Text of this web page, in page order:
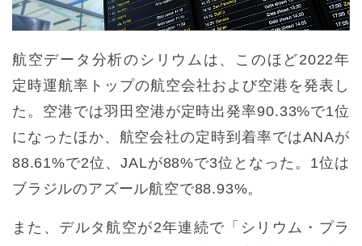
航空データ分析のシリウムは、このほど2022年
定時運航率トップの航空会社および空港を発表し
た。空港では羽田空港が定時出発率90.33%で1位
になったほか、航空会社の定時到着率ではANAが
88.61%で2位、JALが88%で3位となった。1位は
ブラジルのアズール航空で88.93%。
また、デルタ航空が2年連続で「シリウム・プラ